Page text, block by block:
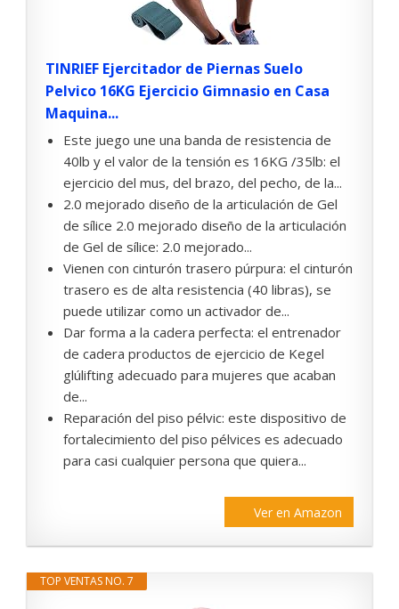
TINRIEF Ejercitador de Piernas Suelo
Pelvico 16KG Ejercicio Gimnasio en Casa
Maquina...
Este juego une una banda de resistencia de
40lb y el valor de la tensión es 16KG /35lb: el
ejercicio del mus, del brazo, del pecho, de la...
2.0 mejorado diseño de la articulación de Gel
de sílice 2.0 mejorado diseño de la articulación
de Gel de sílice: 2.0 mejorado...
Vienen con cinturón trasero púrpura: el cinturón
trasero es de alta resistencia (40 libras), se
puede utilizar como un activador de...
Dar forma a la cadera perfecta: el entrenador
de cadera productos de ejercicio de Kegel
glúlifting adecuado para mujeres que acaban
de...
Reparación del piso pélvic: este dispositivo de
fortalecimiento del piso pélvices es adecuado
para casi cualquier persona que quiera...
Ver en Amazon
TOP VENTAS NO. 7